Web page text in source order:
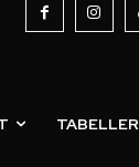
TABELLER